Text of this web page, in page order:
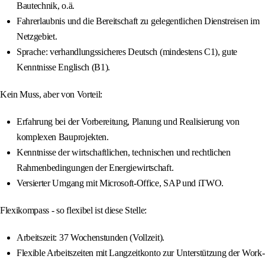
Bautechnik, o.ä.
Fahrerlaubnis und die Bereitschaft zu gelegentlichen Dienstreisen im
Netzgebiet.
Sprache: verhandlungssicheres Deutsch (mindestens C1), gute
Kenntnisse Englisch (B1).
Kein Muss, aber von Vorteil:
Erfahrung bei der Vorbereitung, Planung und Realisierung von
komplexen Bauprojekten.
Kenntnisse der wirtschaftlichen, technischen und rechtlichen
Rahmenbedingungen der Energiewirtschaft.
Versierter Umgang mit Microsoft-Office, SAP und iTWO.
Flexikompass - so flexibel ist diese Stelle:
Arbeitszeit: 37 Wochenstunden (Vollzeit).
Flexible Arbeitszeiten mit Langzeitkonto zur Unterstützung der Work-